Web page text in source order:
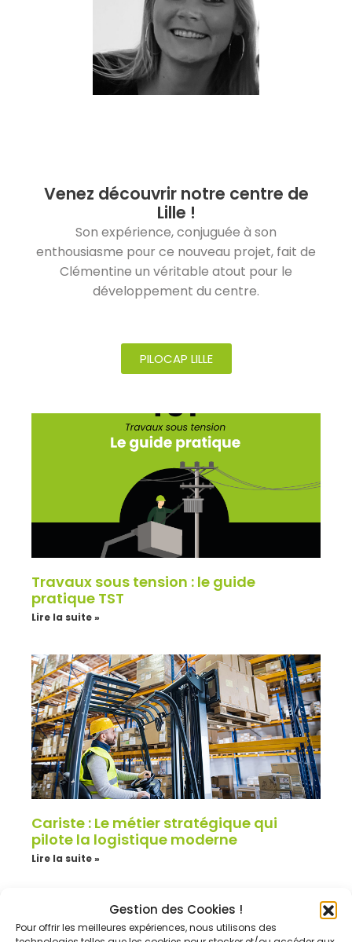
Gestion des Cookies !
Pour offrir les meilleures expériences, nous utilisons des
Venez découvrir notre centre de
Lille !
Son expérience, conjuguée à son
enthousiasme pour ce nouveau projet, fait de
Clémentine un véritable atout pour le
développement du centre.
PILOCAP LILLE
Travaux sous tension : le guide
pratique TST
Lire la suite »
Cariste : Le métier stratégique qui
pilote la logistique moderne
Lire la suite »